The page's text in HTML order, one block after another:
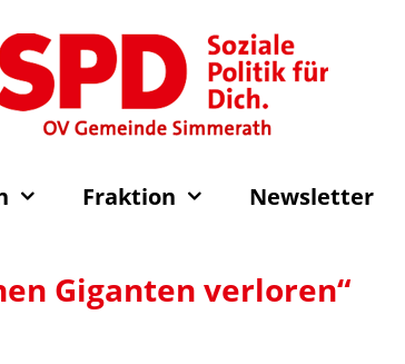
Fraktion Newsletter
Giganten verloren“